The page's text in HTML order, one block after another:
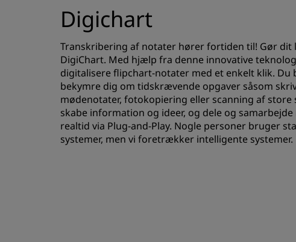
Digichart
Transkribering af notater hører fortiden til! Gør dit
DigiChart. Med hjælp fra denne innovative
digitalisere flipchart-notater med et enkelt klik. Du
bekymre dig om tidskrævende opgaver såsom
mødenotater, fotokopiering eller scanning af store
skabe information og ideer, og dele og samarbejde
realtid via Plug-and-Play. Nogle personer bruger
systemer, men vi foretrækker intelligente systemer.